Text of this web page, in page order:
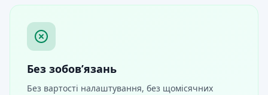
Без зобов’язань
Без вартості налаштування, без щомісячних